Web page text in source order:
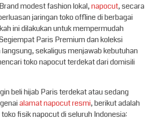
modest fashion lokal,napocut, secara
jaringan toko offline di berbagai
ini dilakukan untuk mempermudah
Paris Premium dan koleksi
sekaligus menjawab kebutuhan
toko napocut terdekat dari domisili
beli hijab Paris terdekat atau sedang
alamat napocut resmi, berikut adalah
fisik napocut di seluruh Indonesia: